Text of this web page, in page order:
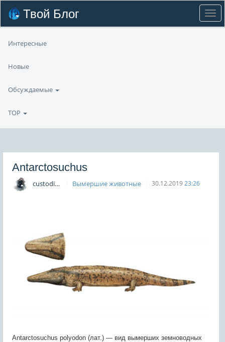
Твой Блог
Интересные
Новые
Обсуждаемые
TOP
Antarctosuchus
custodian Вымершие животные 30.12.2019 23:26
Antarctosuchus polyodon (лат.) — вид вымерших земноводных